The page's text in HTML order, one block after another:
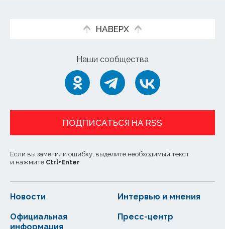
НАВЕРХ
Наши сообщества
ПОДПИСАТЬСЯ НА RSS
Если вы заметили ошибку, выделите необходимый текст
и нажмите Ctrl+Enter
Новости
Официальная
информация
Интервью и мнения
Пресс-центр